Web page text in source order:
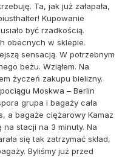
Ta, jak już załapała,
Kupowanie
być rzadkością.
obecnych w sklepie.
sensacją. W potrzebnym
beżu. Wziąłem. Na
życzeń zakupu bielizny.
Moskwa – Berlin
grupa i bagaży cała
a bagaże ciężarowy Kamaz
na stacji na 3 minuty. Na
się tak zatrzymać skład,
Byliśmy już przed